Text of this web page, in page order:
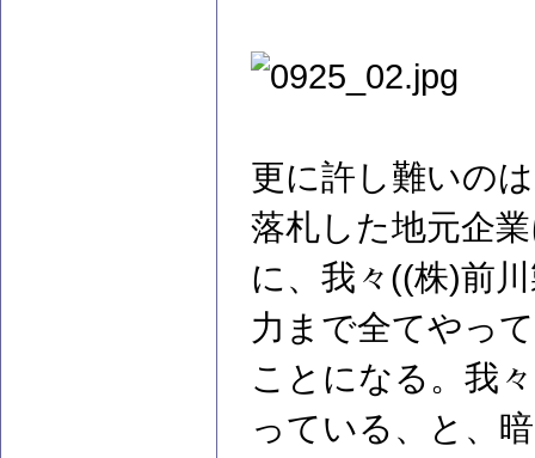
更に許し難いの
落札した地元企
に、我々((株)前
力まで全てやっ
ことになる。我
っている、と、